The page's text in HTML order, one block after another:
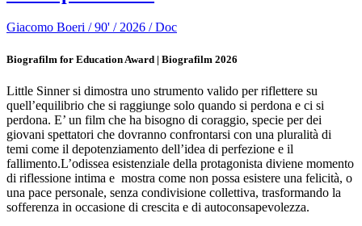
Giacomo Boeri / 90' / 2026 / Doc
Biografilm for Education Award | Biografilm 2026
Little Sinner si dimostra uno strumento valido per riflettere su
quell’equilibrio che si raggiunge solo quando si perdona e ci si
perdona. E’ un film che ha bisogno di coraggio, specie per dei
giovani spettatori che dovranno confrontarsi con una pluralità di
temi come il depotenziamento dell’idea di perfezione e il
fallimento.L’odissea esistenziale della protagonista diviene momento
di riflessione intima e mostra come non possa esistere una felicità, o
una pace personale, senza condivisione collettiva, trasformando la
sofferenza in occasione di crescita e di autoconsapevolezza.